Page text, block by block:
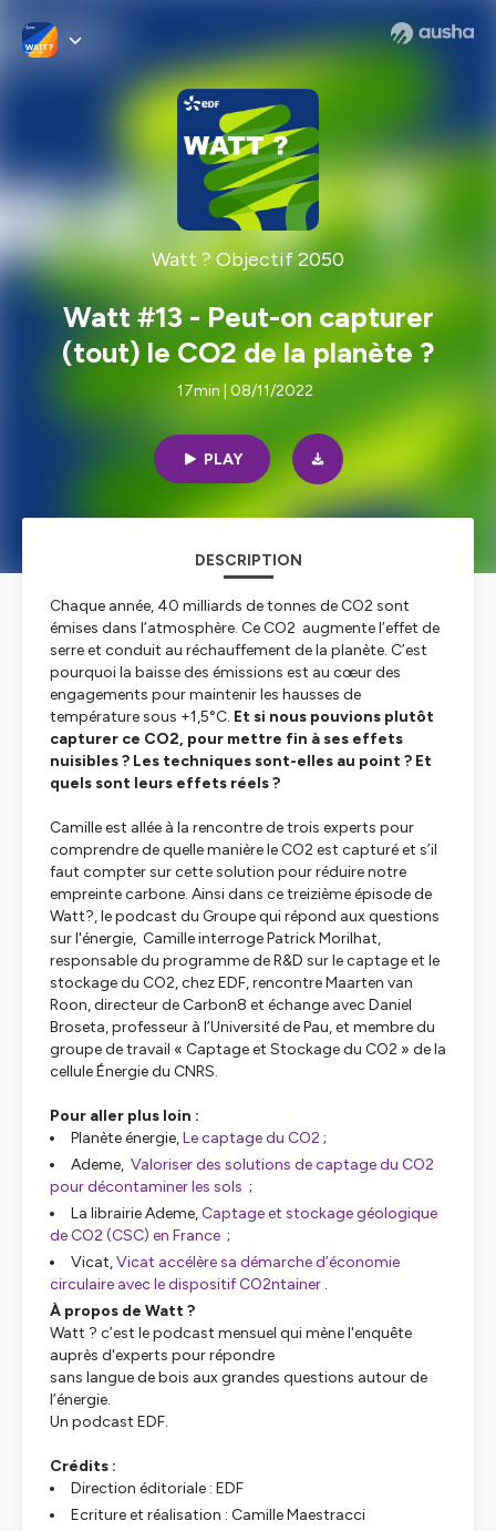
Watt ? Objectif 2050
Watt #13 - Peut-on capturer
(tout) le CO2 de la planète ?
17min | 08/11/2022
PLAY
DESCRIPTION
Chaque année, 40 milliards de tonnes de CO2 sont
émises dans l’atmosphère. Ce CO2 augmente l’effet de
serre et conduit au réchauffement de la planète. C’est
pourquoi la baisse des émissions est au cœur des
engagements pour maintenir les hausses de
température sous +1,5°C. Et si nous pouvions plutôt
capturer ce CO2, pour mettre fin à ses effets
nuisibles ? Les techniques sont-elles au point ? Et
quels sont leurs effets réels ?
Camille est allée à la rencontre de trois experts pour
comprendre de quelle manière le CO2 est capturé et s’il
faut compter sur cette solution pour réduire notre
empreinte carbone. Ainsi dans ce treizième épisode de
Watt?, le podcast du Groupe qui répond aux questions
sur l'énergie, Camille interroge Patrick Morilhat,
responsable du programme de R&D sur le captage et le
stockage du CO2, chez EDF, rencontre Maarten van
Roon, directeur de Carbon8 et échange avec Daniel
Broseta, professeur à l’Université de Pau, et membre du
groupe de travail « Captage et Stockage du CO2 » de la
cellule Énergie du CNRS.
Pour aller plus loin :
Planète énergie,Le captage du CO2 ;
Ademe, Valoriser des solutions de captage du CO2
pour décontaminer les sols ;
La librairie Ademe, Captage et stockage géologique
de CO2 (CSC) en France ;
Vicat,Vicat accélère sa démarche d’économie
circulaire avec le dispositif CO2ntainer .
À propos de Watt ?
Watt ? c’est le podcast mensuel qui mène l'enquête
auprès d'experts pour répondre
sans langue de bois aux grandes questions autour de
l’énergie.
Un podcast EDF.
Crédits :
Direction éditoriale : EDF
Ecriture et réalisation : Camille Maestracci